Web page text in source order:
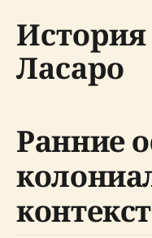
Ласаро
Ранние
контекст